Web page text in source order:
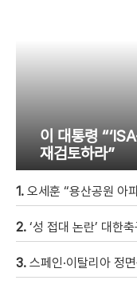
이 대통령
재검토하라”
1. 오세훈 “용산공원 아
2. ‘성 접대 논란’ 대한
3. 스페인·이탈리아 정면